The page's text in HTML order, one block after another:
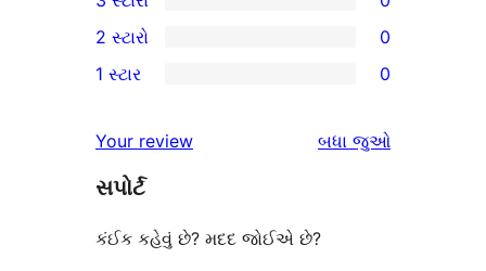
સ્ટાર
સમીક્ષાઓ
4-
સ્ટાર
સમીક્ષાઓ
0
3-
સ્ટાર
2-
સમીક્ષાઓ
2 સ્ટારો 0
સ્ટાર
સમીક્ષાઓ
1 સ્ટાર 0
Your review બધા સમીક્ષાઓ
જુઓ
સપોર્ટ
કંઈક કહેવું છે? મદદ જોઈએ છે?